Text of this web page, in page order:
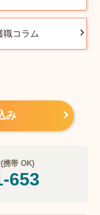
職コラム
み
携帯 OK)
653